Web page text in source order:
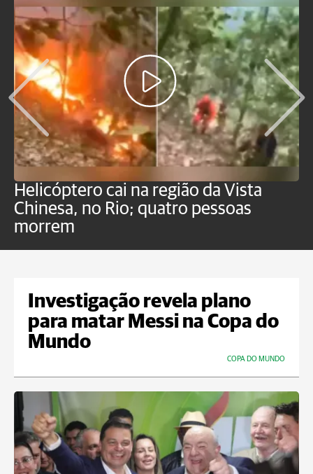
Helicóptero cai na região da Vista
Chinesa, no Rio; quatro pessoas
morrem
Investigação revela plano
para matar Messi na Copa do
Mundo
COPA DO MUNDO